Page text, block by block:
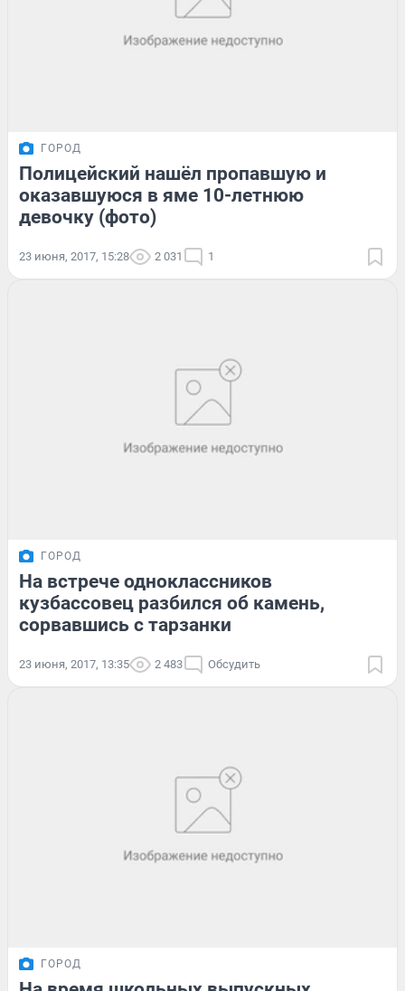
ГОРОД
Полицейский нашёл пропавшую и
оказавшуюся в яме 10-летнюю
девочку (фото)
23 июня, 2017, 15:28 2 031 1
ГОРОД
На встрече одноклассников
кузбассовец разбился об камень,
сорвавшись с тарзанки
23 июня, 2017, 13:35 2 483 Обсудить
ГОРОД